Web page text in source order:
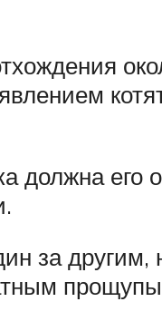
должна его
за